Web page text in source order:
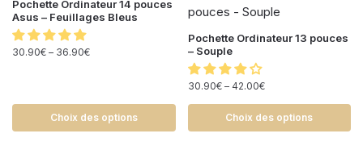
Pochette Ordinateur 14 pouces
Asus – Feuillages Bleus
30.90€ – 36.90€
Choix des options
Pochette Ordinateur 13 pouces
– Souple
30.90€– 42.00€
Choix des options